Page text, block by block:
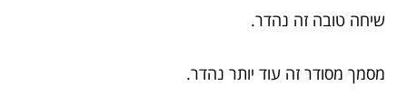
שיחה טובה זה נהדר.
מסמך מסודר זה עוד יותר נהדר.